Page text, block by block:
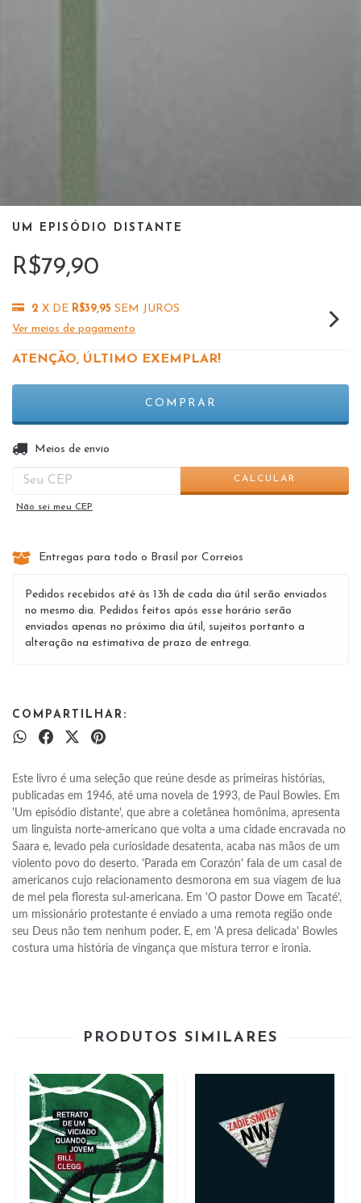
UM EPISÓDIO DISTANTE
R$79,90
2 X DE R$39,95 SEM JUROS
Ver meios de pagamento
ATENÇÃO, ÚLTIMO EXEMPLAR!
Entregas para o CEP:
Meios de envio
CALCULAR
Não sei meu CEP
Entregas para todo o Brasil por Correios
Pedidos recebidos até às 13h de cada dia útil serão enviados
no mesmo dia. Pedidos feitos após esse horário serão
enviados apenas no próximo dia útil, sujeitos portanto a
alteração na estimativa de prazo de entrega.
COMPARTILHAR:
Este livro é uma seleção que reúne desde as primeiras histórias,
publicadas em 1946, até uma novela de 1993, de Paul Bowles. Em
'Um episódio distante', que abre a coletânea homônima, apresenta
um linguista norte-americano que volta a uma cidade encravada no
Saara e, levado pela curiosidade desatenta, acaba nas mãos de um
violento povo do deserto. 'Parada em Corazón' fala de um casal de
americanos cujo relacionamento desmorona em sua viagem de lua
de mel pela floresta sul-americana. Em 'O pastor Dowe em Tacaté',
um missionário protestante é enviado a uma remota região onde
seu Deus não tem nenhum poder. E, em 'A presa delicada' Bowles
costura uma história de vingança que mistura terror e ironia.
PRODUTOS SIMILARES